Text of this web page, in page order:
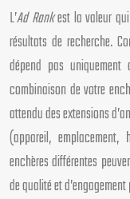
L’Ad Rankest la valeur
résultats de recherche.
dépend pas
combinaison de votre
attendu des extensions
(appareil,
enchères différentes
de qualité et